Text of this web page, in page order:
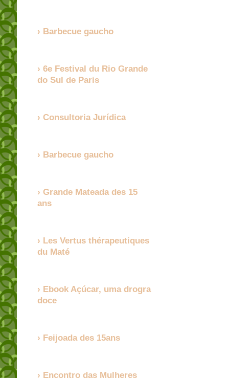
Barbecue gaucho
6e Festival du Rio Grande
do Sul de Paris
Consultoria Jurídica
Barbecue gaucho
Grande Mateada des 15
ans
Les Vertus thérapeutiques
du Maté
Ebook Açúcar, uma drogra
doce
Feijoada des 15ans
Encontro das Mulheres